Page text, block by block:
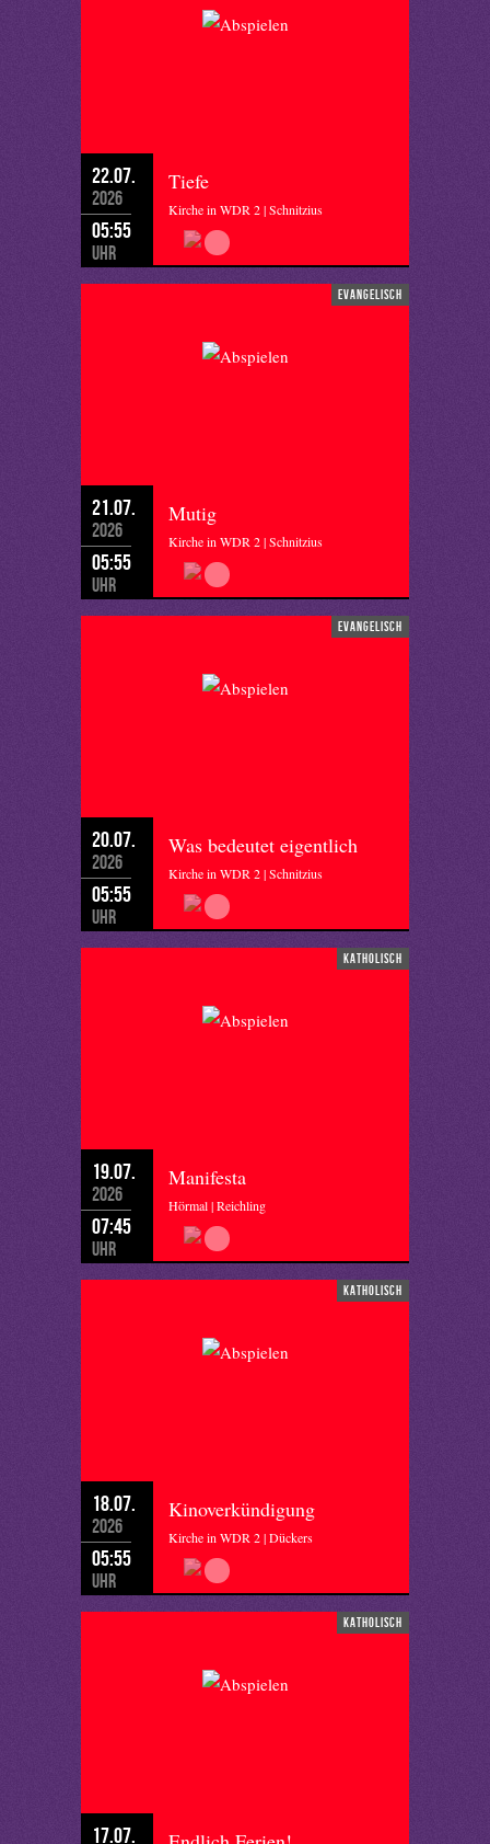
22.07.
2026
05:55
Uhr
Tiefe
Kirche in WDR 2 | Schnitzius
evangelisch
21.07.
2026
05:55
Uhr
Mutig
Kirche in WDR 2 | Schnitzius
evangelisch
20.07.
2026
05:55
Uhr
Was bedeutet eigentlich
Kirche in WDR 2 | Schnitzius
katholisch
19.07.
2026
07:45
Uhr
Manifesta
Hörmal | Reichling
katholisch
18.07.
2026
05:55
Uhr
Kinoverkündigung
Kirche in WDR 2 | Dückers
katholisch
17.07.